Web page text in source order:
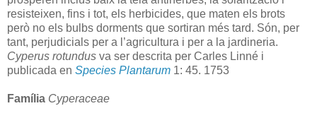
resisteixen, fins i tot, els herbicides, que maten els brots
però no els bulbs dorments que sortiran més tard. Són, per
tant, perjudicials per a l’agricultura i per a la jardineria.
Cyperus rotundus va ser descrita per Carles Linné i
publicada en Species Plantarum 1: 45. 1753
Família Cyperaceae